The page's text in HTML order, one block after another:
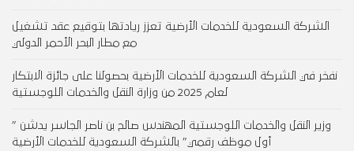
الشركة السعودية للخدمات الأرضية تعزز ريادتها بتوقيع عقد تشغيل
مع مطار البحر الأحمر الدولي
نفخر في الشركة السعودية للخدمات الأرضية بحصولنا على جائزة الابتكار
لعام 2025 من وزارة النقل والخدمات اللوجستية
وزير النقل والخدمات اللوجستية المهندس صالح بن ناصر الجاسر يدشن ”
أول موظف رقمي” بالشركة السعودية للخدمات الأرضية